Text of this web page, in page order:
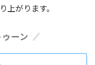
上がります。
ーン